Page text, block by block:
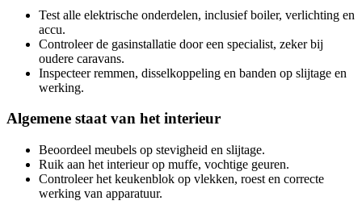
Test alle elektrische onderdelen, inclusief boiler, verlichting en
accu.
Controleer de gasinstallatie door een specialist, zeker bij
oudere caravans.
Inspecteer remmen, disselkoppeling en banden op slijtage en
werking.
Algemene staat van het interieur
Beoordeel meubels op stevigheid en slijtage.
Ruik aan het interieur op muffe, vochtige geuren.
Controleer het keukenblok op vlekken, roest en correcte
werking van apparatuur.